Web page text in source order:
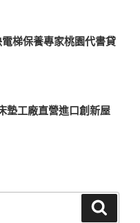
梯保養專家桃園代書貸
墊工廠直營進口創新屋